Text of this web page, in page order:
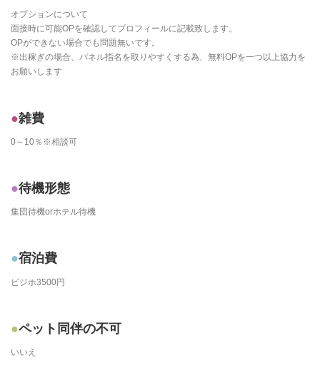
オプションについて
面接時に可能OPを確認してプロフィールに記載致します。
OPができない場合でも問題無いです。
※出稼ぎの場合、パネル指名を取りやすくする為、無料OPを一つ以上協力を
お願いします
雑費
0～10％※相談可
待機形態
集団待機orホテル待機
宿泊費
ビジホ3500円
ペット同伴の不可
いいえ